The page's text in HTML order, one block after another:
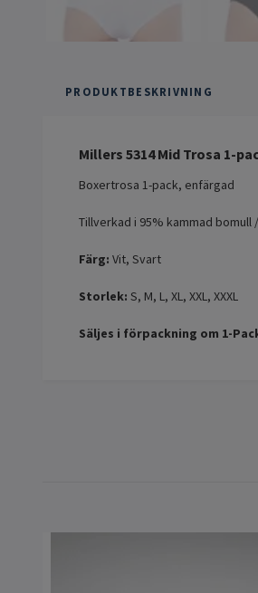
PRODUKTBESKRIVNING
Millers 5314 Mid Trosa 1-
Boxertrosa 1-pack, enfärgad
Tillverkad i 95% kammad bomull
Färg: Vit, Svart
Storlek: S, M, L, XL, XXL, XXXL
Säljes i förpackning om 1-